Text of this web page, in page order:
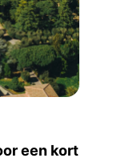
een kort